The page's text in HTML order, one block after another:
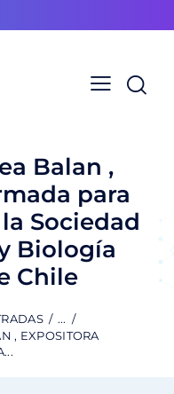
Balan ,
para
Sociedad
Biología
Chile
...
, EXPOSITORA